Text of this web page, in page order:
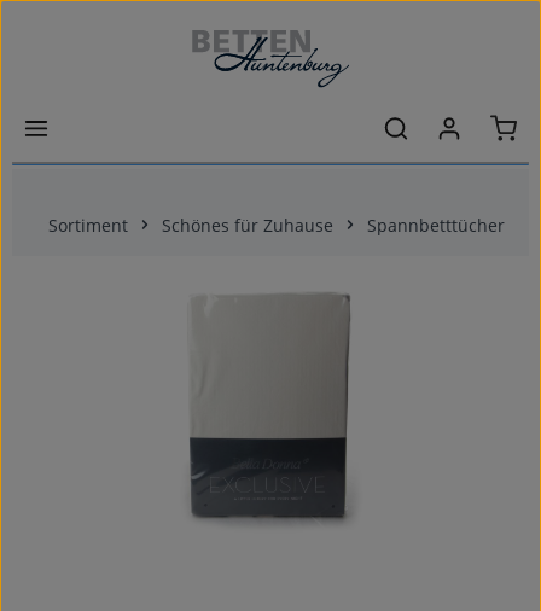
Zum Hauptinhalt springen
Sortiment Schönes für Zuhause Spannbetttücher
Bildergalerie überspringen